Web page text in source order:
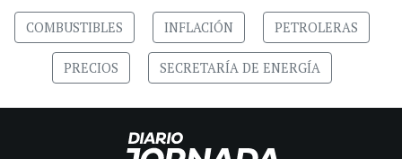
COMBUSTIBLES INFLACIÓN PETROLERAS
PRECIOS SECRETARÍA DE ENERGÍA